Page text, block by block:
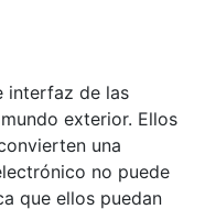
interfaz de las
exterior. Ellos
una
no puede
que ellos puedan